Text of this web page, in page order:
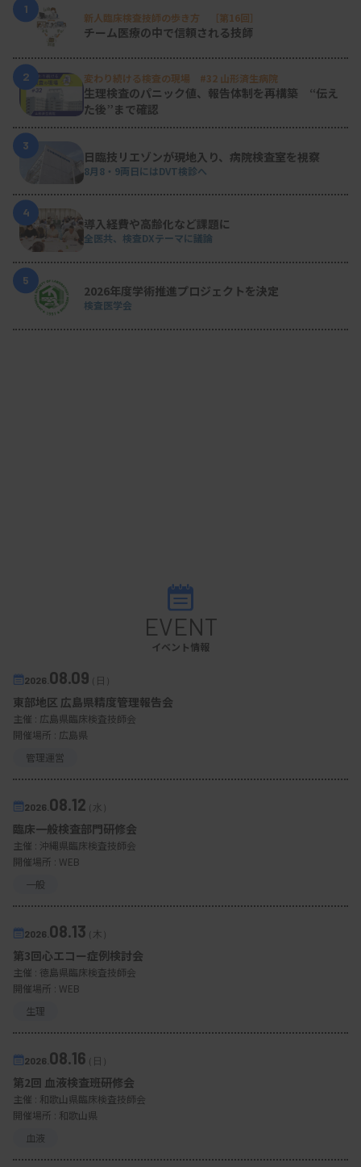
1
新人臨床検査技師の歩き方 ［第16回］
チーム医療の中で信頼される技師
2 変わり続ける検査の現場 #32 山形済生病院
生理検査のパニック値、報告体制を再構築 “伝え
た後”まで確認
3
日臨技リエゾンが現地入り、病院検査室を視察
8月8・9両日にはDVT検診へ
4
導入経費や高齢化など課題に
全医共、検査DXテーマに議論
5
2026年度学術推進プロジェクトを決定
検査医学会
EVENT
イベント情報
2026. 08.09（日）
東部地区 広島県精度管理報告会
主催 : 広島県臨床検査技師会
開催場所 : 広島県
管理運営
2026. 08.12（水）
臨床一般検査部門研修会
主催 : 沖縄県臨床検査技師会
開催場所 : WEB
一般
2026. 08.13（木）
第3回心エコー症例検討会
主催 : 徳島県臨床検査技師会
開催場所 : WEB
生理
2026. 08.16（日）
第2回 血液検査班研修会
主催 : 和歌山県臨床検査技師会
開催場所 : 和歌山県
血液